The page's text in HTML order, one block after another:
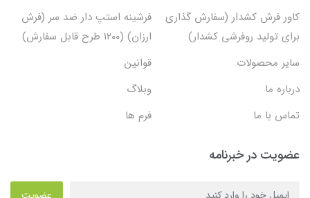
کاور فرش کشدار (سفارش گذاری
برای تولید روفرشی کشدار)
فرشینه استپ دار ضد سر (فرش
ارزان) (۱۲۰۰ طرح قابل سفارش)
سایر محصولات
قوانین
درباره ما
وبلاگ
تماس با ما
فرم ها
عضویت در خبرنامه